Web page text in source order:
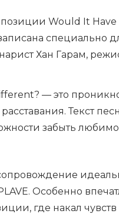
Would It Have
специально
Хан Гарам,
— это
Текст
забыть
Особенно
где накал чувств